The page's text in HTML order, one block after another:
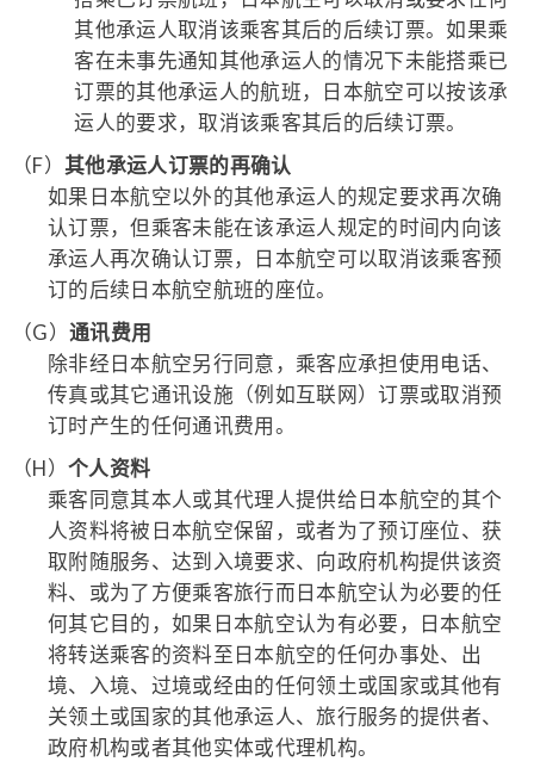
其他承运人取消该乘客其后的后续订票。如果乘
客在未事先通知其他承运人的情况下未能搭乘已
订票的其他承运人的航班，日本航空可以按该承
运人的要求，取消该乘客其后的后续订票。
（F） 其他承运人订票的再确认
如果日本航空以外的其他承运人的规定要求再次确
认订票，但乘客未能在该承运人规定的时间内向该
承运人再次确认订票，日本航空可以取消该乘客预
订的后续日本航空航班的座位。
（G）通讯费用
除非经日本航空另行同意，乘客应承担使用电话、
传真或其它通讯设施（例如互联网）订票或取消预
订时产生的任何通讯费用。
（H）个人资料
乘客同意其本人或其代理人提供给日本航空的其个
人资料将被日本航空保留，或者为了预订座位、获
取附随服务、达到入境要求、向政府机构提供该资
料、或为了方便乘客旅行而日本航空认为必要的任
何其它目的，如果日本航空认为有必要，日本航空
将转送乘客的资料至日本航空的任何办事处、出
境、入境、过境或经由的任何领土或国家或其他有
关领土或国家的其他承运人、旅行服务的提供者、
政府机构或者其他实体或代理机构。